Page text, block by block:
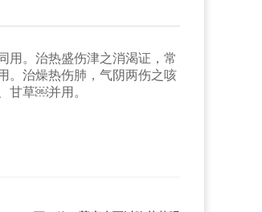
。治热盛伤津之消渴证，常
治燥热伤肺，气阴两伤之咳
甘草￼并用。